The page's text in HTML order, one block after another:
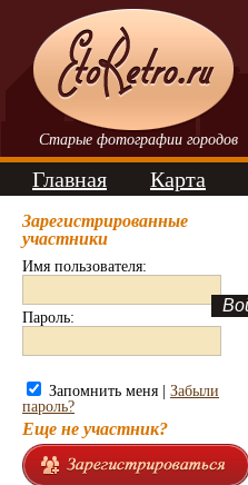
Старые фотографии городов
Главная Карта
Зарегистрированные
участники
Имя пользователя:
Пароль:
Запомнить меня | Забыли
пароль?
Еще не участник?